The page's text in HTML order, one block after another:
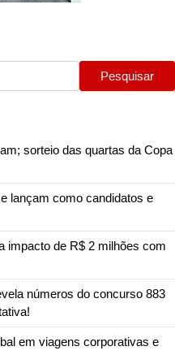
Pesquisar
sorteio das quartas da Copa
lançam como candidatos e
impacto de R$ 2 milhões com
números do concurso 883
em viagens corporativas e